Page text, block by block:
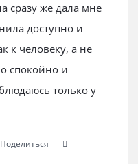
сразу же дала мне
доступно и
к человеку, а не
спокойно и
только у
Поделиться